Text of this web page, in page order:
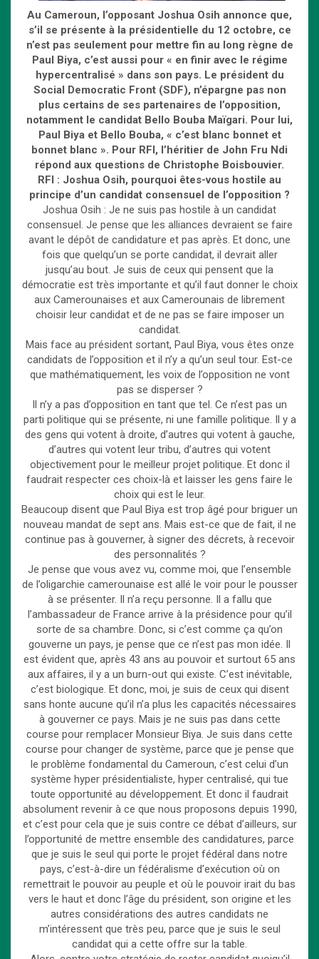
Au Cameroun, l’opposant Joshua Osih annonce que,
s’il se présente à la présidentielle du 12 octobre, ce
n’est pas seulement pour mettre fin au long règne de
Paul Biya, c’est aussi pour « en finir avec le régime
hypercentralisé » dans son pays. Le président du
Social Democratic Front (SDF), n’épargne pas non
plus certains de ses partenaires de l’opposition,
notamment le candidat Bello Bouba Maïgari. Pour lui,
Paul Biya et Bello Bouba, « c’est blanc bonnet et
bonnet blanc ». Pour RFI, l’héritier de John Fru Ndi
répond aux questions de Christophe Boisbouvier.
RFI : Joshua Osih, pourquoi êtes-vous hostile au
principe d’un candidat consensuel de l’opposition ?
Joshua Osih : Je ne suis pas hostile à un candidat
consensuel. Je pense que les alliances devraient se faire
avant le dépôt de candidature et pas après. Et donc, une
fois que quelqu’un se porte candidat, il devrait aller
jusqu’au bout. Je suis de ceux qui pensent que la
démocratie est très importante et qu’il faut donner le choix
aux Camerounaises et aux Camerounais de librement
choisir leur candidat et de ne pas se faire imposer un
candidat.
Mais face au président sortant, Paul Biya, vous êtes onze
candidats de l’opposition et il n’y a qu’un seul tour. Est-ce
que mathématiquement, les voix de l’opposition ne vont
pas se disperser ?
Il n’y a pas d’opposition en tant que tel. Ce n’est pas un
parti politique qui se présente, ni une famille politique. Il y a
des gens qui votent à droite, d’autres qui votent à gauche,
d’autres qui votent leur tribu, d’autres qui votent
objectivement pour le meilleur projet politique. Et donc il
faudrait respecter ces choix-là et laisser les gens faire le
choix qui est le leur.
Beaucoup disent que Paul Biya est trop âgé pour briguer un
nouveau mandat de sept ans. Mais est-ce que de fait, il ne
continue pas à gouverner, à signer des décrets, à recevoir
des personnalités ?
Je pense que vous avez vu, comme moi, que l’ensemble
de l’oligarchie camerounaise est allé le voir pour le pousser
à se présenter. Il n’a reçu personne. Il a fallu que
l’ambassadeur de France arrive à la présidence pour qu’il
sorte de sa chambre. Donc, si c’est comme ça qu’on
gouverne un pays, je pense que ce n’est pas mon idée. Il
est évident que, après 43 ans au pouvoir et surtout 65 ans
aux affaires, il y a un burn-out qui existe. C’est inévitable,
c’est biologique. Et donc, moi, je suis de ceux qui disent
sans honte aucune qu’il n’a plus les capacités nécessaires
à gouverner ce pays. Mais je ne suis pas dans cette
course pour remplacer Monsieur Biya. Je suis dans cette
course pour changer de système, parce que je pense que
le problème fondamental du Cameroun, c’est celui d’un
système hyper présidentialiste, hyper centralisé, qui tue
toute opportunité au développement. Et donc il faudrait
absolument revenir à ce que nous proposons depuis 1990,
et c’est pour cela que je suis contre ce débat d’ailleurs, sur
l’opportunité de mettre ensemble des candidatures, parce
que je suis le seul qui porte le projet fédéral dans notre
pays, c’est-à-dire un fédéralisme d’exécution où on
remettrait le pouvoir au peuple et où le pouvoir irait du bas
vers le haut et donc l’âge du président, son origine et les
autres considérations des autres candidats ne
m’intéressent que très peu, parce que je suis le seul
candidat qui a cette offre sur la table.